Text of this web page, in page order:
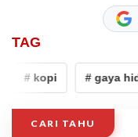
TAG
# kopi # gaya
CARI TAHU